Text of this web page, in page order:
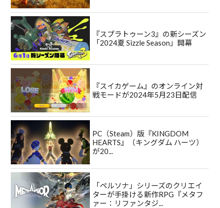
『スプラトゥーン3』の新シーズン
「2024夏 Sizzle Season」開幕
『スイカゲーム』のオンライン対
戦モードが2024年5月23日配信
PC（Steam）版『KINGDOM
HEARTS』（キングダム ハーツ）
が20...
「ペルソナ」シリーズのクリエイ
ターが手掛ける新作RPG『メタフ
ァー：リファンタジ...